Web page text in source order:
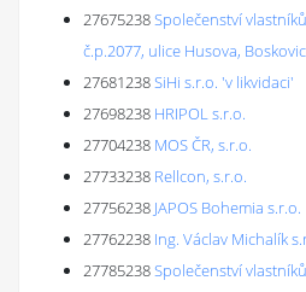
27675238Společenství
č.p.2077, ulice Husova,
27681238SiHi s.r.o. 'v likvidaci'
27698238 HRIPOL s.r.o.
27704238 MOS ČR, s.r.o.
27733238 Rellcon, s.r.o.
27756238 JAPOS Bohemia s.r.o.
27762238 Ing. Václav Michalík
27785238Společenství